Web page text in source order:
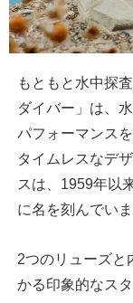
もともと水中探
ダイバー」は、
パフォーマンスを
タイムレスなデ
スは、1959年以
に名を刻んでいま
2つのリューズと
かる印象的なスタ